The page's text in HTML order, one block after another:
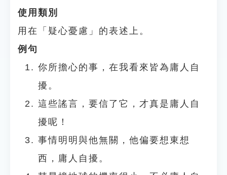
使用類別
用在「疑心憂慮」的表述上。
例句
你所擔心的事，在我看來皆為庸人自
擾。
這些謠言，要信了它，才真是庸人自
擾呢！
事情明明與他無關，他偏要想東想
西，庸人自擾。